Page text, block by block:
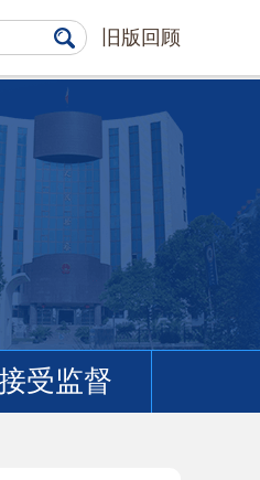
旧版回顾
受监督